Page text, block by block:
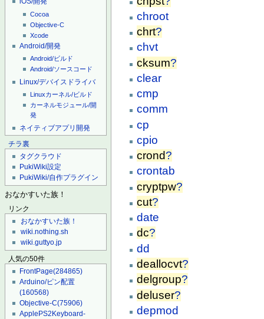
Cocoa
Objective-C
Xcode
Android/開発
Android/ビルド
Android/ソースコード
Linux/デバイスドライバ
Linuxカーネル/ビルド
カーネルモジュール/開
発
ネイティブアプリ開発
チラ裏
タグクラウド
PukiWiki設定
PukiWiki/自作プラグイン
おなかすいた族！
リンク
おなかすいた族！
wiki.nothing.sh
wiki.guttyo.jp
人気の50件
FrontPage(284865)
Arduino/ピン配置
(160568)
Objective-C(75906)
ApplePS2Keyboard-
chroot
chrt?
chvt
cksum?
clear
cmp
comm
cp
cpio
crond?
crontab
cryptpw?
cut?
date
dc?
dd
deallocvt?
delgroup?
deluser?
depmod